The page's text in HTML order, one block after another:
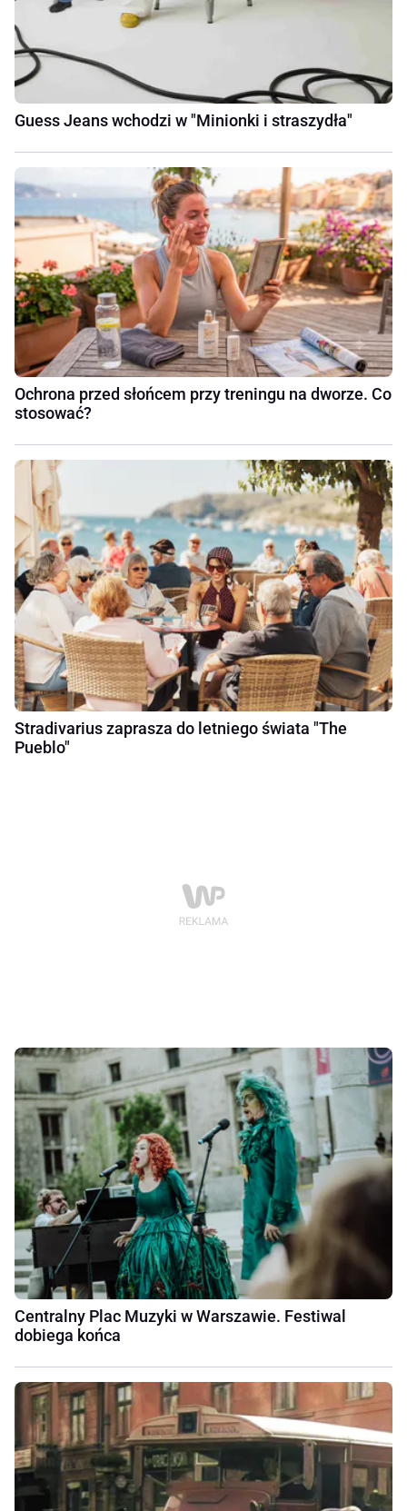
Guess Jeans wchodzi w "Minionki i straszydła"
Ochrona przed słońcem przy treningu na dworze. Co
stosować?
Stradivarius zaprasza do letniego świata "The
Pueblo"
Centralny Plac Muzyki w Warszawie. Festiwal
dobiega końca